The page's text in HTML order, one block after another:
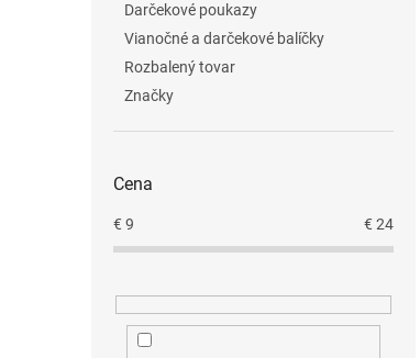
Darčekové poukazy
Vianočné a darčekové balíčky
Rozbalený tovar
Značky
Cena
€ 9 € 24